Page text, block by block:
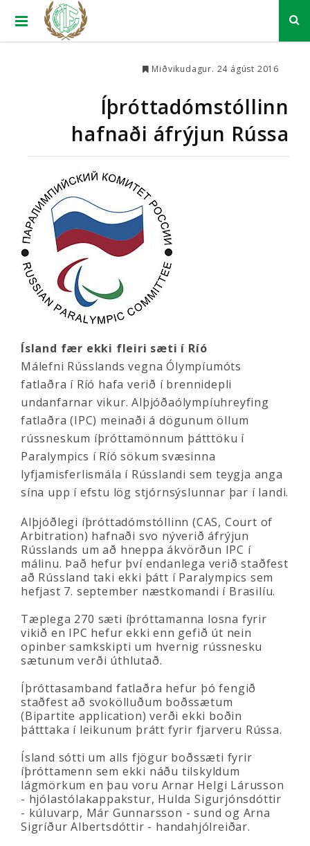
Miðvikudagur. 24 ágúst 2016
Íþróttadómstóllinn
hafnaði áfrýjun Rússa
Ísland fær ekki fleiri sæti í Ríó
Málefni Rússlands vegna Ólympíumóts
fatlaðra í Ríó hafa verið í brennidepli
undanfarnar vikur. Alþjóðaólympíuhreyfing
fatlaðra (IPC) meinaði á dögunum öllum
rússneskum íþróttamönnum þátttöku í
Paralympics í Ríó sökum svæsinna
lyfjamisferlismála í Rússlandi sem teygja anga
sína upp í efstu lög stjórnsýslunnar þar í landi.
Alþjóðlegi íþróttadómstóllinn (CAS, Court of
Arbitration) hafnaði svo nýverið áfrýjun
Rússlands um að hneppa ákvörðun IPC í
málinu. Það hefur því endanlega verið staðfest
að Rússland taki ekki þátt í Paralympics sem
hefjast 7. september næstkomandi í Brasilíu.
Tæplega 270 sæti íþróttamanna losna fyrir
vikið en IPC hefur ekki enn gefið út nein
opinber samkskipti um hvernig rússnesku
sætunum verði úthlutað.
Íþróttasamband fatlaðra hefur þó fengið
staðfest að svokölluðum boðssætum
(Bipartite application) verði ekki boðin
þátttaka í leikunum þrátt fyrir fjarveru Rússa.
Ísland sótti um alls fjögur boðssæti fyrir
íþróttamenn sem ekki náðu tilskyldum
lágmörkum en þau voru Arnar Helgi Lárusson
- hjólastólakappakstur, Hulda Sigurjónsdóttir
- kúluvarp, Már Gunnarsson - sund og Arna
Sigríður Albertsdóttir - handahjólreiðar.